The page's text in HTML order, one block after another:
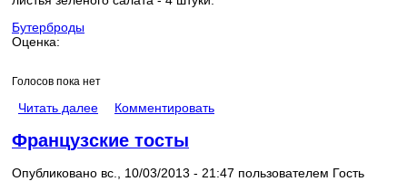
Бутерброды
Оценка:
Голосов пока нет
Читать далее Комментировать
Французские тосты
Опубликовано вс., 10/03/2013 - 21:47 пользователем Гость